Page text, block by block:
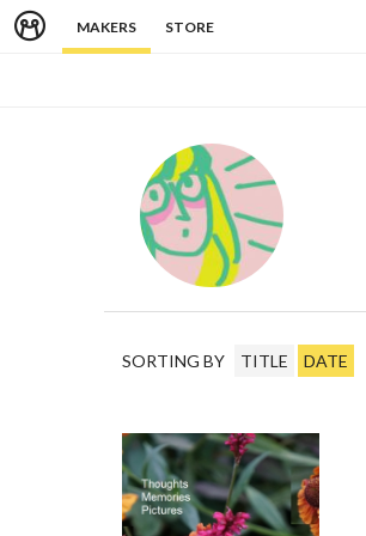
MAKERS STORE
SORTING BY TITLE DATE